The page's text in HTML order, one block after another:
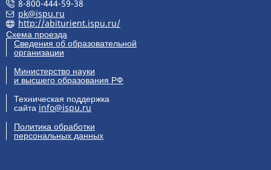
8-800-444-59-38
pk@ispu.ru
http://abiturient.ispu.ru/
Схема проезда
Сведения об образовательной
организации
Министерство науки
и высшего образования РФ
Техническая поддержка
сайта info@ispu.ru
Политика обработки
персональных данных